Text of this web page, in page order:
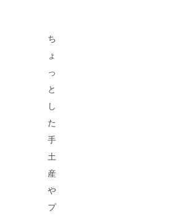
ち
ょ
っ
と
し
た
手
土
産
や
プ